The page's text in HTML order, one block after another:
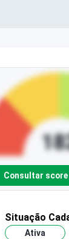
Consultar score
Situação
Ativa